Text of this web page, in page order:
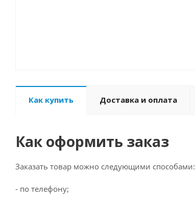
Как купить Доставка и оплата
Как оформить заказ
Заказать товар можно следующими способами:
- по телефону;